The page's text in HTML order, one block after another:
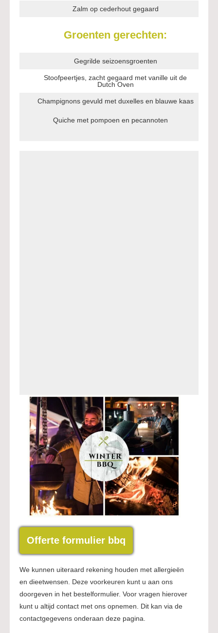
Zalm op cederhout gegaard
Groenten gerechten:
Gegrilde seizoensgroenten
Stoofpeertjes, zacht gegaard met vanille uit de
Dutch Oven
Champignons gevuld met duxelles en blauwe kaas
Quiche met pompoen en pecannoten
Offerte formulier bbq
We kunnen uiteraard rekening houden met allergieën
en dieetwensen. Deze voorkeuren kunt u aan ons
doorgeven in het bestelformulier. Voor vragen hierover
kunt u altijd contact met ons opnemen. Dit kan via de
contactgegevens onderaan deze pagina.